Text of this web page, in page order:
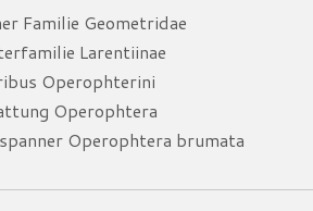
Familie Geometridae
Larentiinae
Operophterini
Operophtera
Operophtera brumata